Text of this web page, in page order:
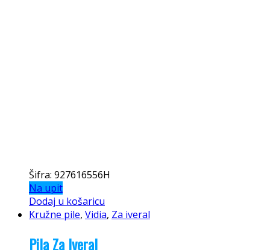
Šifra: 927616556H
Na upit
Dodaj u košaricu
Kružne pile, Vidia, Za iveral
Pila Za Iveral